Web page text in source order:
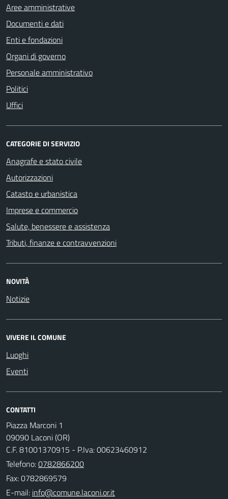
Aree amministrative
Documenti e dati
Enti e fondazioni
Organi di governo
Personale amministrativo
Politici
Uffici
CATEGORIE DI SERVIZIO
Anagrafe e stato civile
Autorizzazioni
Catasto e urbanistica
Imprese e commercio
Salute, benessere e assistenza
Tributi, finanze e contravvenzioni
NOVITÀ
Notizie
VIVERE IL COMUNE
Luoghi
Eventi
CONTATTI
Piazza Marconi 1
09090 Laconi (OR)
C.F. 81001370915 - P.Iva: 00623460912
Telefono:0782866200
Fax: 0782869579
E-mail: